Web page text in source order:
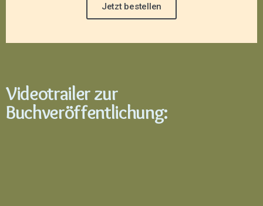
Jetzt bestellen
Videotrailer zur
Buchveröffentlichung: